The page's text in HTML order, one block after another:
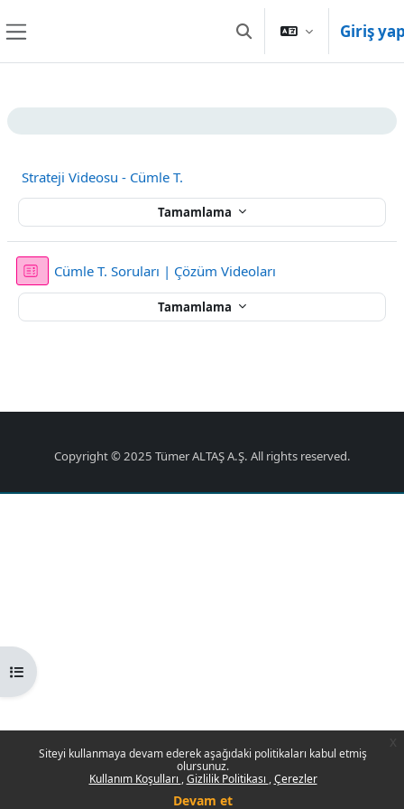
Siteyi kullanmaya devam ederek aşağıdaki politikaları kabul etmiş
olursunuz.
Kullanım Koşulları Gizlilik Politikası Çerezler
Devam et
Arama girişini değiştir
Giriş
Kurs dizinini aç
Bölüm anahatları
Tamamlama
Strateji Videosu - Cümle T.
Cümle T. Soruları | Çözüm Videoları
Tamamlama
Copyright © 2025 Tümer ALTAŞ A.Ş. All rights reserved.